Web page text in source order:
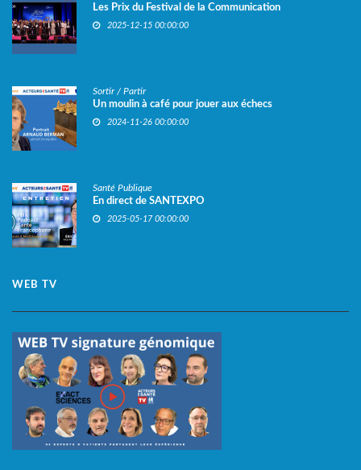
Les Prix du Festival de la Communication
2025-12-15 00:00:00
Sortir / Partir
Un moulin à café pour jouer aux échecs
2024-11-26 00:00:00
Santé Publique
En direct de SANTEXPO
2025-05-17 00:00:00
WEB TV